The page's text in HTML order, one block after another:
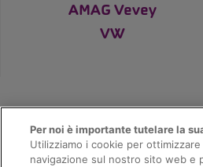
AMAG Vevey
VW
AMAG Vevey
Per noi è importante tutelare la
Utilizziamo i cookie per
navigazione sul nostro sito web e